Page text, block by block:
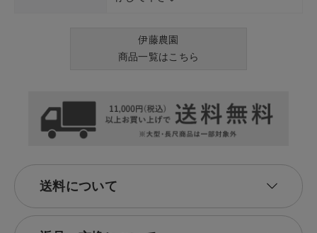
伊藤農園
商品一覧はこちら
送料について